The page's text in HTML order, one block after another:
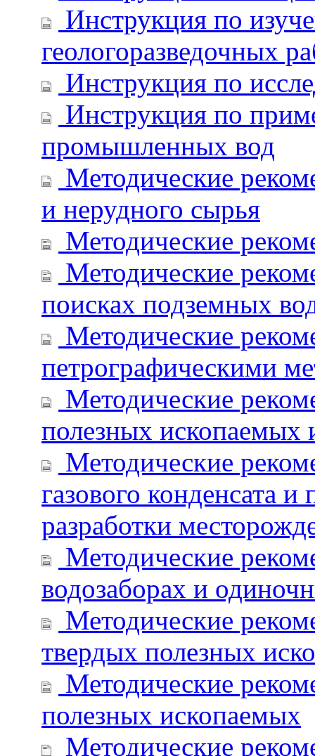
Инструкция по
геологоразведочных
Инструкция по
Инструкция по
промышленных вод
Методические
и нерудного сырья
Методические
Методические
поисках подземных
Методические
петрографическими
Методические
полезных ископаемых
Методические
газового конденсата
разработки
Методические
водозаборах и
Методические
твердых полезных
Методические
полезных ископаемых
Методические